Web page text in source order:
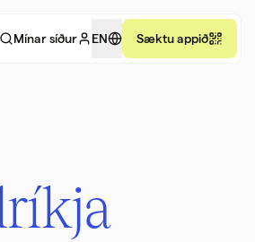
Mínar síður EN Sæktu appið